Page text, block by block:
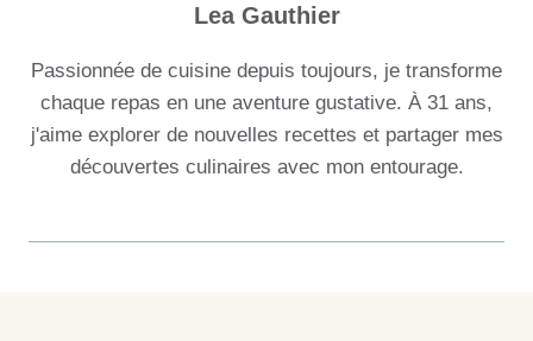
Lea Gauthier
Passionnée de cuisine depuis toujours, je transforme
chaque repas en une aventure gustative. À 31 ans,
j'aime explorer de nouvelles recettes et partager mes
découvertes culinaires avec mon entourage.